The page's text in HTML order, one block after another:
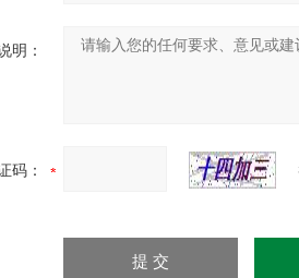
明：
码：